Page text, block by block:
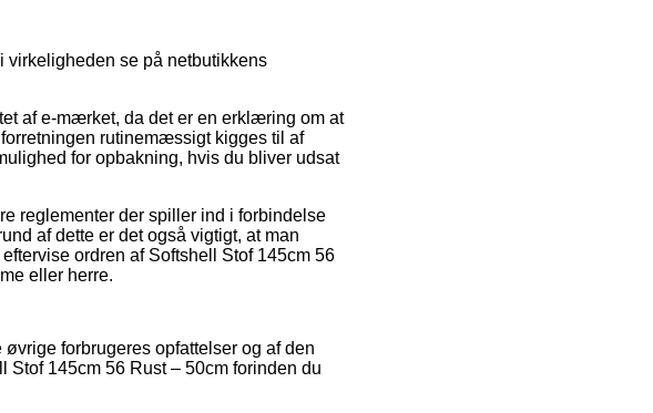
virkeligheden se på netbutikkens
af e-mærket, da det er en erklæring om at
rutinemæssigt kigges til af
for opbakning, hvis du bliver udsat
reglementer der spiller ind i forbindelse
af dette er det også vigtigt, at man
ordren af Softshell Stof 145cm 56
eller herre.
forbrugeres opfattelser og af den
Stof 145cm 56 Rust – 50cm forinden du